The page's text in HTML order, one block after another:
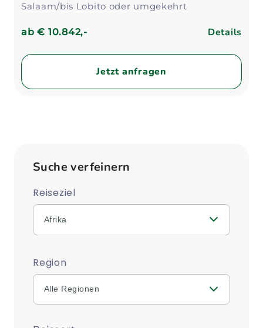
Salaam/bis Lobito oder umgekehrt
ab€ 10.842,- Details
Jetzt anfragen
Suche verfeinern
Reiseziel
Afrika
Region
Alle Regionen